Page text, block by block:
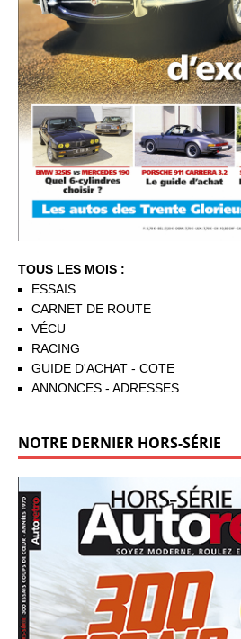
TOUS LES MOIS :
ESSAIS
CARNET DE ROUTE
VÉCU
RACING
GUIDE D'ACHAT - COTE
ANNONCES - ADRESSES
NOTRE DERNIER HORS-SÉRIE